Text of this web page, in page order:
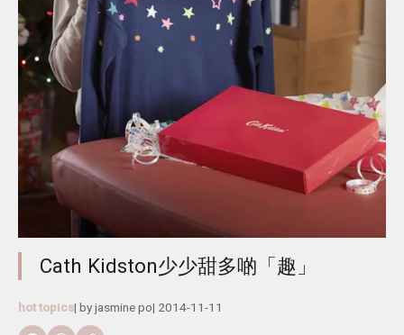
Cath Kidston少少甜多啲「趣」
hot topics| byjasmine po| 2014-11-11